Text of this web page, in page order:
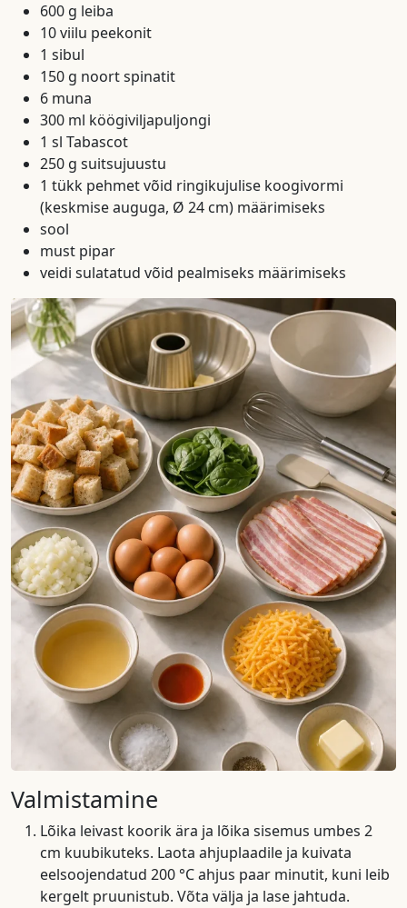
600 g leiba
10 viilu peekonit
1 sibul
150 g noort spinatit
6 muna
300 ml köögiviljapuljongi
1 sl Tabascot
250 g suitsujuustu
1 tükk pehmet võid ringikujulise koogivormi
(keskmise auguga, Ø 24 cm) määrimiseks
sool
must pipar
veidi sulatatud võid pealmiseks määrimiseks
Valmistamine
Lõika leivast koorik ära ja lõika sisemus umbes 2
cm kuubikuteks. Laota ahjuplaadile ja kuivata
eelsoojendatud 200 °C ahjus paar minutit, kuni leib
kergelt pruunistub. Võta välja ja lase jahtuda.